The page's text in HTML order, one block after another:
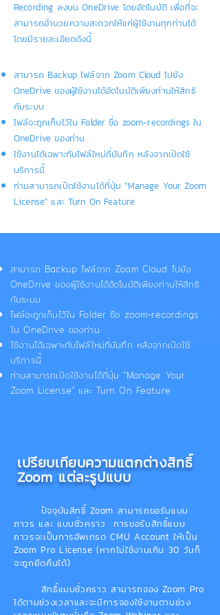
Recording ลงบน OneDrive โดยอัตโนมัติ เพื่อที่จะ
สามารถอำนวยความสะดวกให้แก่ผู้ใช้งานทุกท่านได้
โดยมีรายละเอียดดังนี้
สามารถ Backup ไฟล์จาก Zoom Cloud ไปยัง
OneDrive ของผู้ใช้งานได้อัตโนมัติเพียงท่านให้สิทธิ
กับระบบ
ไฟล์จะถูกเก็บไว้ใน Folder ชื่อ zoom-recordings ใน
OneDrive ของท่าน
ใช้งานได้เฉพาะกับไฟล์ใหม่ที่บันทึก หลังจากเปิดใช้
บริการนี้
ท่านสามารถเปิดใช้งานได้ที่ปุ่ม "Manage Your Zoom
License" และ Turn On Feature
สามารถ Backup ไฟล์จาก Zoom Cloud ไปยัง
OneDrive ของผู้ใช้งานได้อัตโนมัติเพียงท่านให้สิทธิ
กับระบบ
ไฟล์จะถูกเก็บไว้ใน Folder ชื่อ zoom-recordings
ใน OneDrive ของท่าน
ใช้งานได้เฉพาะกับไฟล์ใหม่ที่บันทึก หลังจากเปิดใช้
บริการนี้
ท่านสามารถเปิดใช้งานได้ที่ปุ่ม "Manage Your
Zoom License" และ Turn On Feature
เปรียบเทียบความแตกต่างสิทธิ์
Zoom แต่ละรูปแบบ
ปัจจุบันสิทธิ์ Zoom สามารถขอรับแบบ
ถาวร และ แบบชั่วคราว การขอรับสิทธิ์แบบ
ถาวรจะเป็นการอัพเกรด CMU Account ให้เป็น
Zoom Pro License (หากไม่ใช้งานเกิน 30 วันก็
จะถูกยึดคืนได้)
สิทธิ์แบบชั่วคราว สามารถจอง Zoom Pro
ได้ตามช่วงเวลาและจะมีการจองใช้งานตามช่วง